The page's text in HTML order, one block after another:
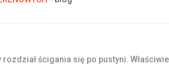
rozdział ścigania się po pustyni.